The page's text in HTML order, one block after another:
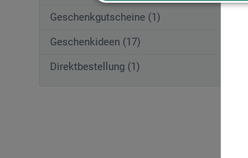
Geschenkgutscheine (1)
Geschenkideen (17)
Direktbestellung (1)